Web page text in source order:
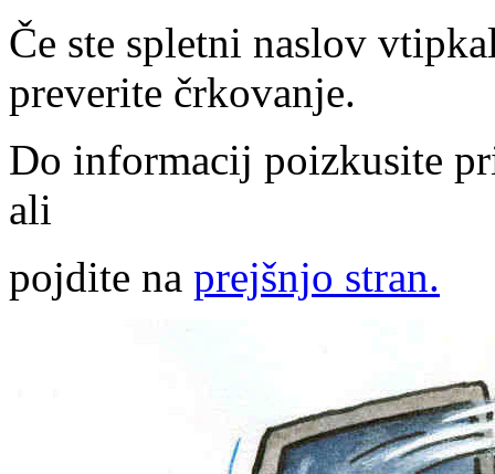
Če ste spletni naslov
preverite črkovanje.
Do informacij poizkusite
ali
pojdite na prejšnjo stran.